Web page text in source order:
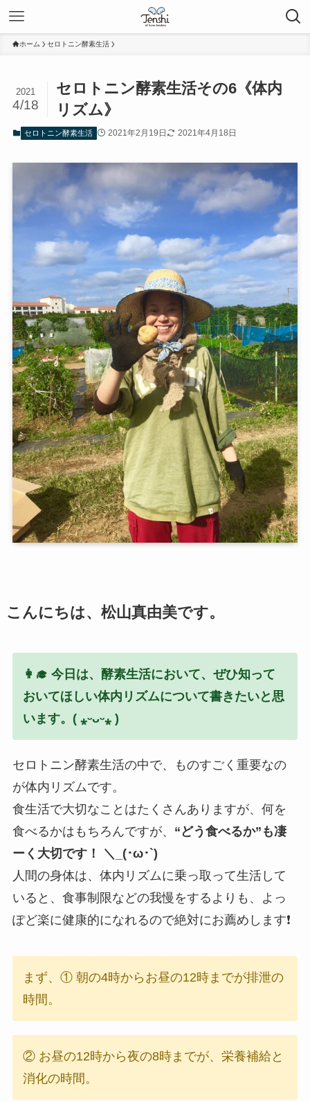
ホーム セロトニン酵素生活
セロトニン酵素生活その6《体内
リズム》
2021
4/18
セロトニン酵素生活 2021年2月19日 2021年4月18日
こんにちは、松山真由美です。
👩‍🎓 今日は、酵素生活において、ぜひ知って
おいてほしい体内リズムについて書きたいと思
います。 ( ⁎ᵕᴗᵕ⁎ )
セロトニン酵素生活の中で、ものすごく重要なの
が体内リズムです。
食生活で大切なことはたくさんありますが、何を
食べるかはもちろんですが、 “どう食べるか”も凄
ーく大切です！ ＼_(･ω･`)
人間の身体は、体内リズムに乗っ取って生活して
いると、食事制限などの我慢をするよりも、よっ
ぽど楽に健康的になれるので絶対にお薦めします❗️
まず、① 朝の4時からお昼の12時までが排泄の
時間。
② お昼の12時から夜の8時までが、栄養補給と
消化の時間。